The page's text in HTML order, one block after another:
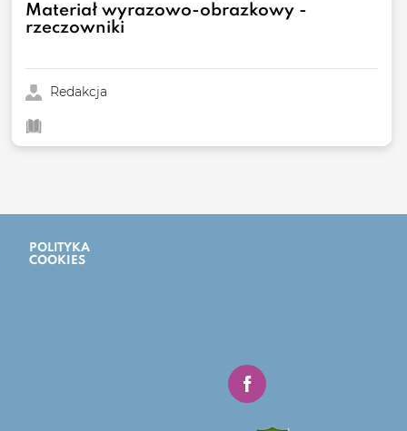
Materiał wyrazowo-obrazkowy -
rzeczowniki
Redakcja
POLITYKA
COOKIES